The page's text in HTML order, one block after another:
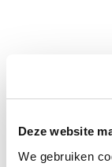
Deze website
We gebruiken